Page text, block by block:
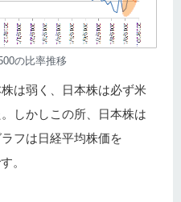
の比率推移
は弱く、日本株は必ず米
しかしこの所、日本株は
フは日経平均株価を
。